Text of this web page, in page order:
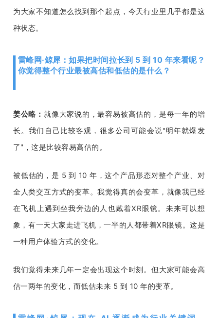
为大家不知道怎么找到那个起点，今天行业里几乎都是这
种状态。
雷峰网·鲸犀：如果把时间拉长到 5 到 10 年来看呢？
你觉得整个行业最被高估和低估的是什么？
姜公略： 就像大家说的，最容易被高估的，是每一年的增
长。我们自己比较客观，很多公司可能会说"明年就爆发
了" ，这是比较容易高估的。
被低估的，是 5 到 10 年，这个产品形态对整个产业、对
全人类交互方式的变革。我觉得真的会变革，就像我已经
在飞机上遇到坐我旁边的人也戴着XR眼镜。未来可以想
象，有一天大家走进飞机，一半的人都带着XR眼镜。这是
一种用户体验方式的变化。
我们觉得未来几年一定会出现这个时刻。但大家可能会高
估一两年的变化，而低估未来 5 到 10 年的变革。